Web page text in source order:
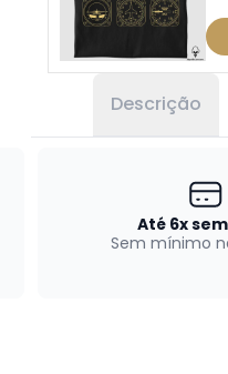
Descrição
Até 6x
Sem mínimo